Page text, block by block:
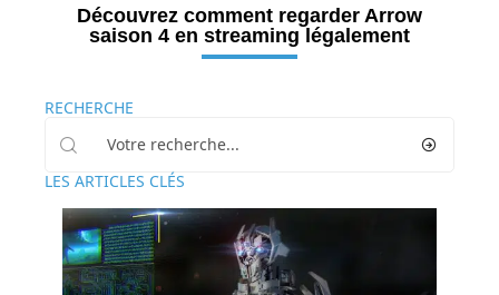
Découvrez comment regarder Arrow
saison 4 en streaming légalement
RECHERCHE
LES ARTICLES CLÉS